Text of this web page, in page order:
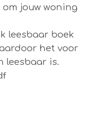
jouw woning
leesbaar boek
het voor
leesbaar is.